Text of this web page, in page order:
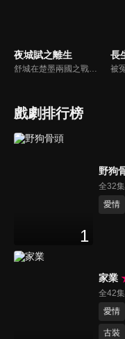
夜城賦之離生
舒城在楚墨兩國之戰中落敗，並成為了墨國五皇女莫茴的魂器。失去自我意識的舒城跟隨姐姐莫茹回到墨國，面對失而復得的妹妹，莫茹欣喜又憂慮。為了保護親人和國家她棄醫從戎，甚至為了保護莫茴不惜被砍掉一條手臂，然而這一切都阻擋不了局勢的動盪不安...
戲劇排行榜
1
野狗
全32集
愛情
家業
全42集
愛情
古裝